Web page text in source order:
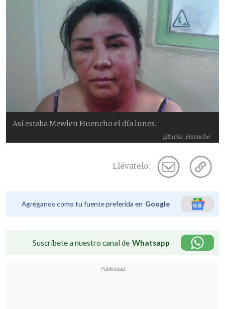
@Luisa_Huencho
Así estaba Mewlen Huencho el día lunes.
Llévatelo:
Agréganos como tu fuente preferida en Google
Suscríbete a nuestro canal de Whatsapp